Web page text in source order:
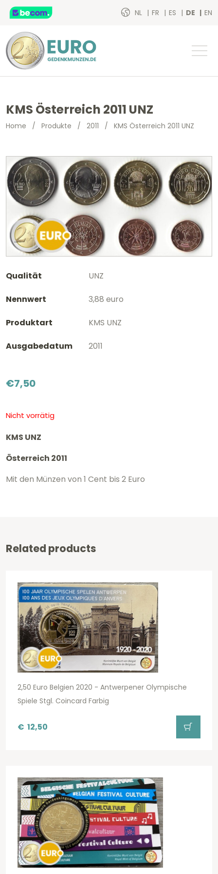
NL FR ES DE EN
KMS Österreich 2011 UNZ
Home / Produkte / 2011 / KMS Österreich 2011 UNZ
Qualität UNZ
Nennwert 3,88 euro
Produktart KMS UNZ
Ausgabedatum 2011
€7,50
Nicht vorrätig
KMS UNZ
Österreich 2011
Mit den Münzen von 1 Cent bis 2 Euro
Related products
2,50 Euro Belgien 2020 - Antwerpener Olympische
Spiele Stgl. Coincard Farbig
€ 12,50